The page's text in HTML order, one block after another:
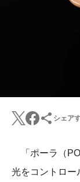
シェア
「ポーラ（
光をコントロー